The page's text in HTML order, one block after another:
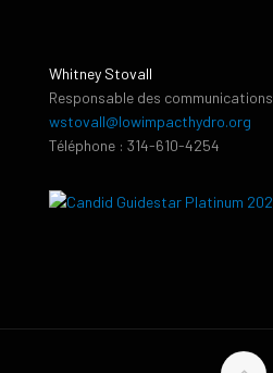
Whitney Stovall
Responsable des communications
wstovall@lowimpacthydro.org
Téléphone : 314-610-4254